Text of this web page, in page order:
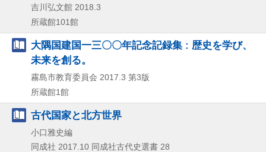
吉川弘文館 2018.3
所蔵館101館
大隅国建国一三〇〇年記念記録集 : 歴史を学び、
未来を創る。
霧島市教育委員会 2017.3 第3版
所蔵館1館
古代国家と北方世界
小口雅史編
同成社 2017.10 同成社古代史選書 28